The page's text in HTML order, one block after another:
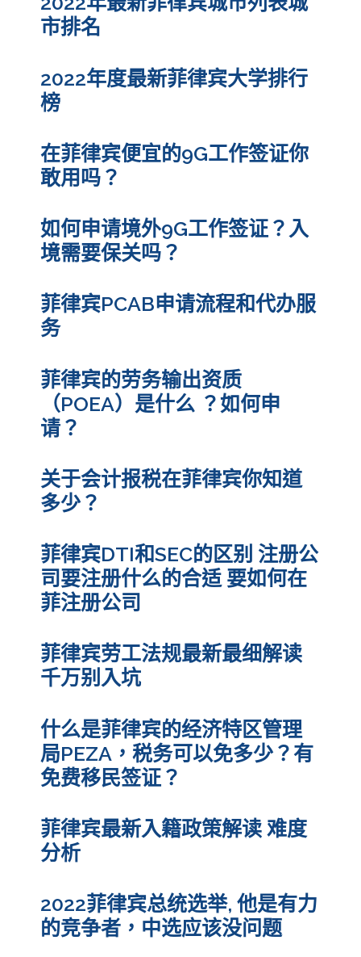
市排名
2022年度最新菲律宾大学排行
榜
在菲律宾便宜的9G工作签证你
敢用吗？
如何申请境外9G工作签证？入
境需要保关吗？
菲律宾PCAB申请流程和代办服
务
菲律宾的劳务输出资质
（POEA）是什么 ？如何申
请？
关于会计报税在菲律宾你知道
多少？
菲律宾DTI和SEC的区别 注册公
司要注册什么的合适 要如何在
菲注册公司
菲律宾劳工法规最新最细解读
千万别入坑
什么是菲律宾的经济特区管理
局PEZA，税务可以免多少？有
免费移民签证？
菲律宾最新入籍政策解读 难度
分析
2022菲律宾总统选举, 他是有力
的竞争者，中选应该没问题